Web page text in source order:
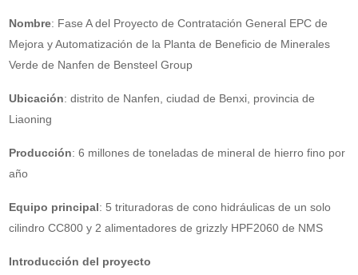
Nombre: Fase A del Proyecto de Contratación General EPC de
Mejora y Automatización de la Planta de Beneficio de Minerales
Verde de Nanfen de Bensteel Group
Ubicación: distrito de Nanfen, ciudad de Benxi, provincia de
Liaoning
Producción: 6 millones de toneladas de mineral de hierro fino por
año
Equipo principal: 5 trituradoras de cono hidráulicas de un solo
cilindro CC800 y 2 alimentadores de grizzly HPF2060 de NMS
Introducción del proyecto